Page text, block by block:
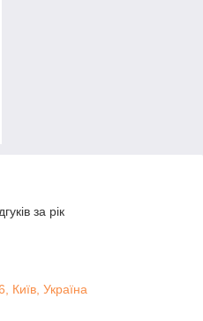
за рік
Київ, Україна